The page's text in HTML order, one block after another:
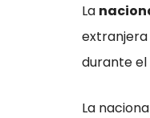
La
extranjera
durante el
La